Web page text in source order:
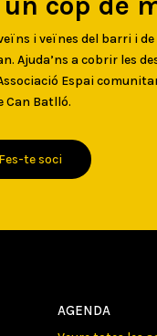
i veïnes del barri i
Ajuda’ns a cobrir les
Espai
Can Batlló.
Fes-te soci
AGENDA